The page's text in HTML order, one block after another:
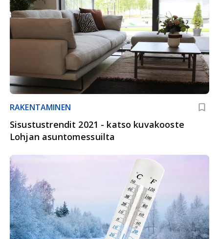
RAKENTAMINEN
Sisustustrendit 2021 - katso kuvakooste
Lohjan asuntomessuilta